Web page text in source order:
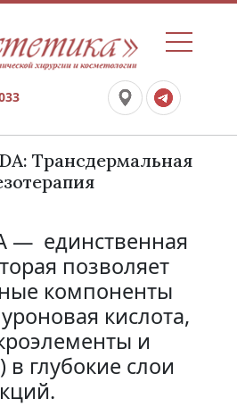
Трансдермальная
— единственная
позволяет
компоненты
кислота,
и
глубокие слои